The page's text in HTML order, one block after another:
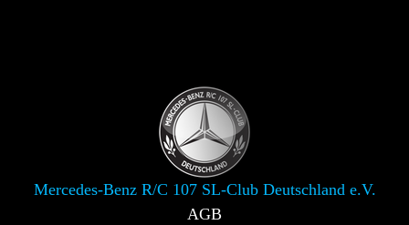
Mercedes-Benz R/C 107 SL-Club Deutschland e.V.
AGB